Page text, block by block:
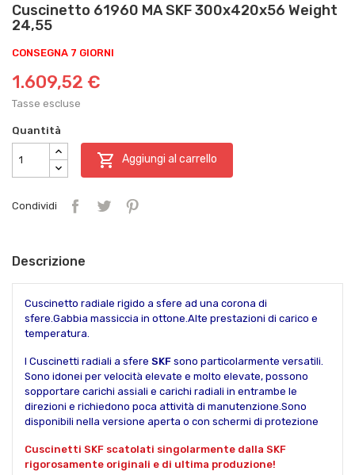
Cuscinetto 61960 MA SKF 300x420x56 Weight
24,55
CONSEGNA 7 GIORNI
1.609,52 €
Tasse escluse
Quantità
 Aggiungi al carrello
Condividi
Descrizione
Cuscinetto radiale rigido a sfere ad una corona di
sfere.Gabbia massiccia in ottone.Alte prestazioni di carico e
temperatura.
I Cuscinetti radiali a sfere SKF sono particolarmente versatili.
Sono idonei per velocità elevate e molto elevate, possono
sopportare carichi assiali e carichi radiali in entrambe le
direzioni e richiedono poca attività di manutenzione.Sono
disponibili nella versione aperta o con schermi di protezione
Cuscinetti SKF scatolati singolarmente dalla SKF
rigorosamente originali e di ultima produzione!